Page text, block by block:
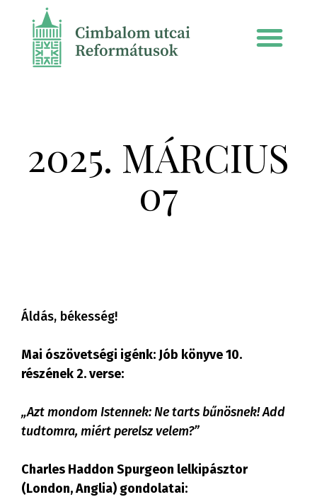
2025. MÁRCIUS
07
Áldás, békesség!
Mai ószövetségi igénk: Jób könyve 10.
részének 2. verse:
„Azt mondom Istennek: Ne tarts bűnösnek! Add
tudtomra, miért perelsz velem?”
Charles Haddon Spurgeon lelkipásztor
(London, Anglia) gondolatai: